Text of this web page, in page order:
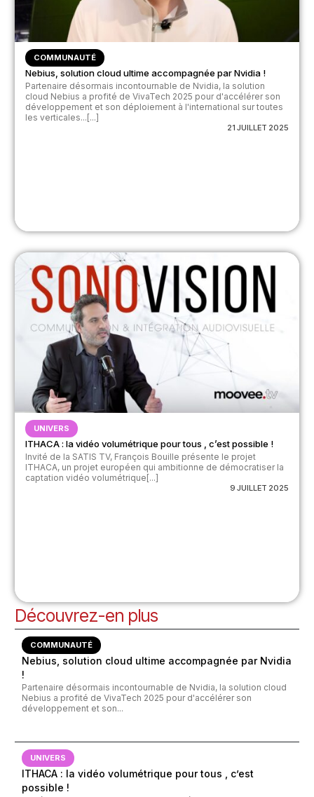
COMMUNAUTÉ
Nebius, solution cloud ultime accompagnée par Nvidia !
Partenaire désormais incontournable de Nvidia, la solution
cloud Nebius a profité de VivaTech 2025 pour d'accélérer son
développement et son déploiement à l'international sur toutes
les verticales...[...]
21 JUILLET 2025
UNIVERS
ITHACA : la vidéo volumétrique pour tous , c’est possible !
Invité de la SATIS TV, François Bouille présente le projet
ITHACA, un projet européen qui ambitionne de démocratiser la
captation vidéo volumétrique[...]
9 JUILLET 2025
Découvrez-en plus
COMMUNAUTÉ
Nebius, solution cloud ultime accompagnée par Nvidia
!
Partenaire désormais incontournable de Nvidia, la solution cloud
Nebius a profité de VivaTech 2025 pour d'accélérer son
développement et son...
UNIVERS
ITHACA : la vidéo volumétrique pour tous , c’est
possible !